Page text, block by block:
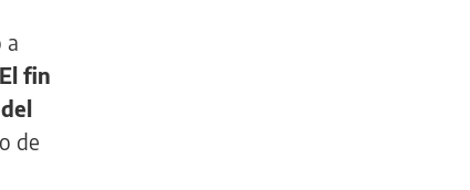
a
fin
de